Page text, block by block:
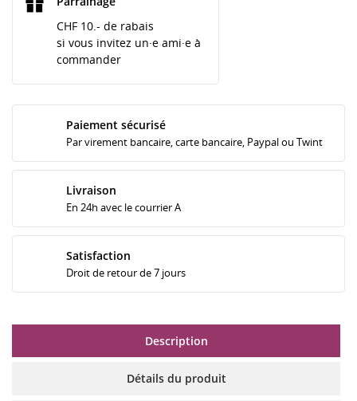
CHF 10.- de rabais
si vous invitez un·e ami·e à
commander
Paiement sécurisé
Par virement bancaire, carte bancaire, Paypal ou Twint
Livraison
En 24h avec le courrier A
Satisfaction
Droit de retour de 7 jours
Description
Détails du produit